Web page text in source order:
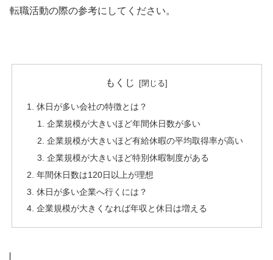
転職活動の際の参考にしてください。
もくじ
休日が多い会社の特徴とは？
企業規模が大きいほど年間休日数が多い
企業規模が大きいほど有給休暇の平均取得率が高い
企業規模が大きいほど特別休暇制度がある
年間休日数は120日以上が理想
休日が多い企業へ行くには？
企業規模が大きくなれば年収と休日は増える